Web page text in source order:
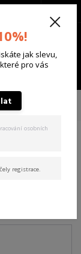
Menu
Grenade Regular
jak slevu,
pro vás
osobních
registrace.